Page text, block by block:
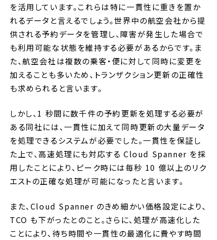
を活用しています。これらは特に一貫性に重きを置か
れるデータと言えるでしょう。世界中の航空会社から提
供される予約データを管理し、障害が発生した場合で
も利用可能な状態を維持する必要があるからです。ま
た、航空会社は複数の乗客・便に対して同時に変更を
加えることも多いため、トランザクション更新の正確性
も求められると言います。
しかし、1 秒間に数千件の予約更新を処理する必要が
ある同社には、一貫性に加えて同時更新の大量データ
を処理できるシステムが必要でした。一貫性を保証し
た上で、高速処理にも対応する Cloud Spanner を採
用したことにより、ピーク時には毎秒 10 億以上のリク
エストの正確な処理が可能になったと言います。
また、Cloud Spanner のきめ細かい価格設定により、
TCO も下がったとのこと。さらに、処理が高速化した
ことにより、待ち時間や一貫性の最適化に費やす時間